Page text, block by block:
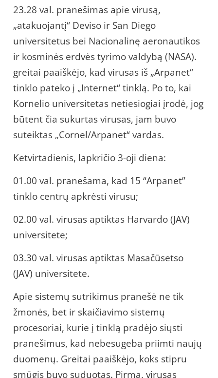
23.28 val. pranešimas apie virusą,
„atakuojantį“ Deviso ir San Diego
universitetus bei Nacionalinę aeronautikos
ir kosminės erdvės tyrimo valdybą (NASA).
greitai paaiškėjo, kad virusas iš „Arpanet“
tinklo pateko į „Internet“ tinklą. Po to, kai
Kornelio universitetas netiesiogiai įrodė, jog
būtent čia sukurtas virusas, jam buvo
suteiktas „Cornel/Arpanet“ vardas.
Ketvirtadienis, lapkričio 3-oji diena:
01.00 val. pranešama, kad 15 “Arpanet”
tinklo centrų apkrėsti virusu;
02.00 val. virusas aptiktas Harvardo (JAV)
universitete;
03.30 val. virusas aptiktas Masačūsetso
(JAV) universitete.
Apie sistemų sutrikimus pranešė ne tik
žmonės, bet ir skaičiavimo sistemų
procesoriai, kurie į tinklą pradėjo siųsti
pranešimus, kad nebesugeba priimti naujų
duomenų. Greitai paaiškėjo, koks stipru
smūgis buvo suduotas. Pirma, virusas